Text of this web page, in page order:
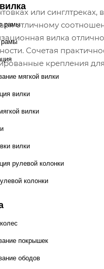
или
отличному
вилка
Сочетая
крепления
рамы
мягкой вилки
вилки
вилки
вилки
рулевой колонки
колонки
покрышек
ободов